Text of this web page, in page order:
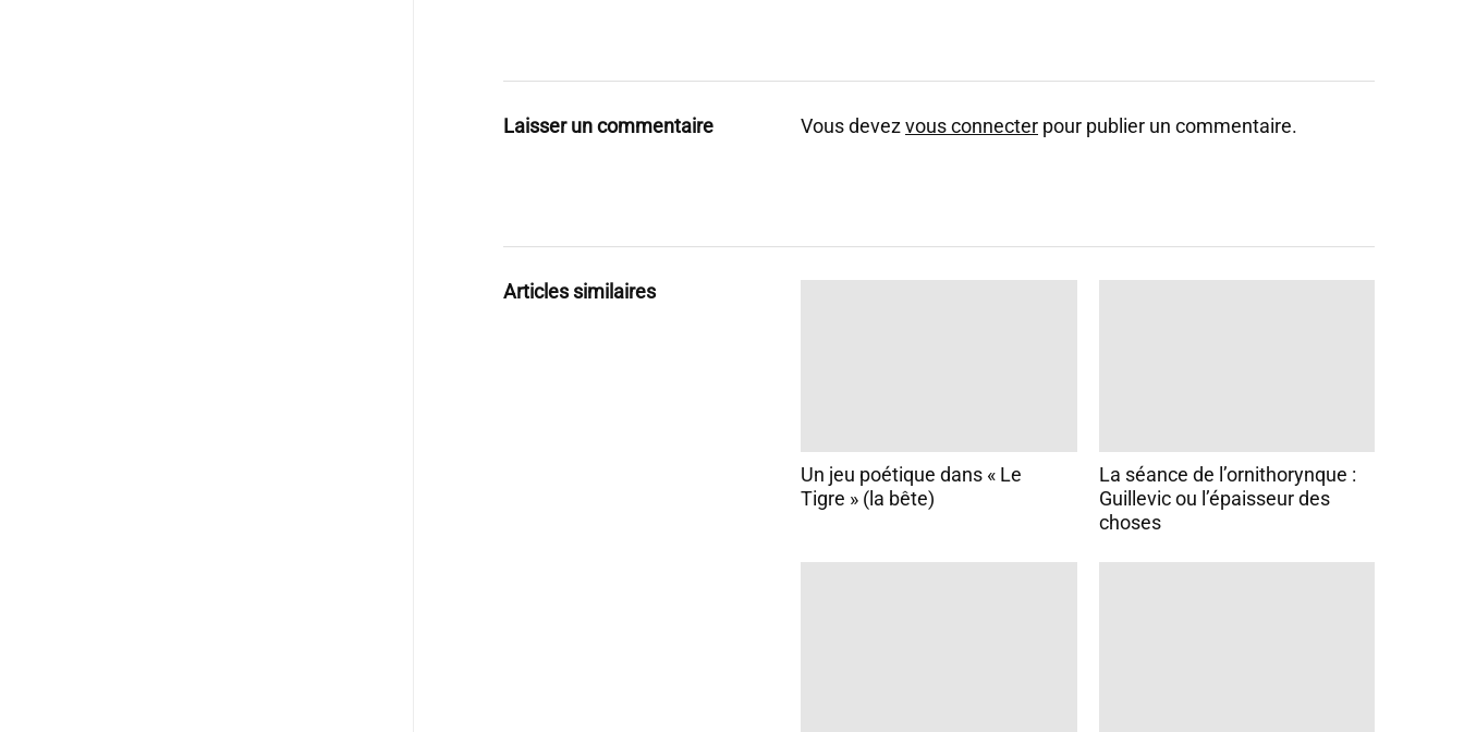
Laisser un commentaire Vous devezvous connecter pour publier un commentaire.
Articles similaires
Un jeu poétique dans « Le
Tigre » (la bête)
La séance de l’ornithorynque :
Guillevic ou l’épaisseur des
choses